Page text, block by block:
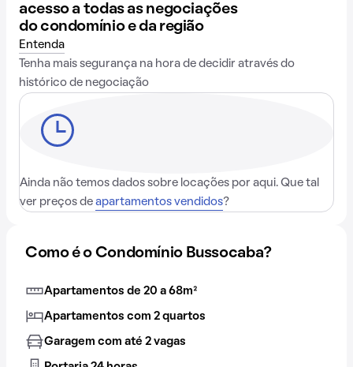
acesso a todas as negociações
do condomínio e da região
Entenda
Tenha mais segurança na hora de decidir através do
histórico de negociação
Ainda não temos dados sobre locações por aqui. Que tal
ver preços de apartamentos vendidos?
Como é o Condomínio Bussocaba?
Apartamentos de 20 a 68m²
Apartamentos com 2 quartos
Garagem com até 2 vagas